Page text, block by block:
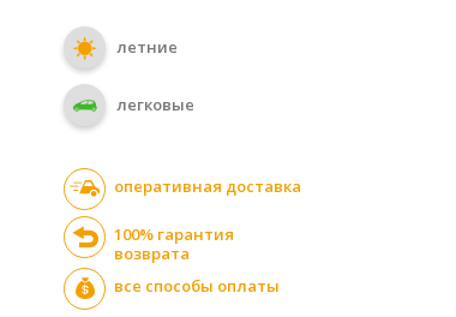
летние
легковые
оперативная доставка
100% гарантия
возврата
все способы оплаты